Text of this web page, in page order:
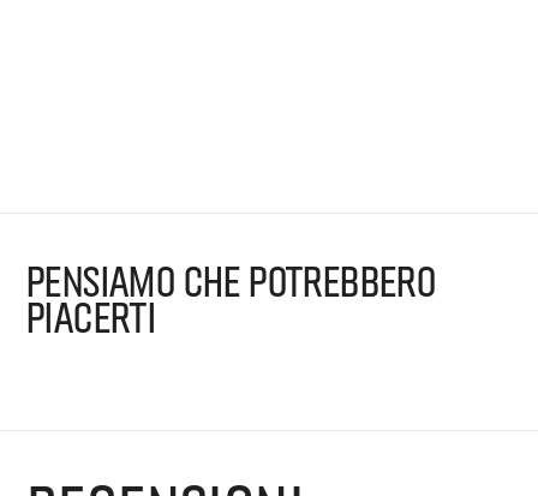
PENSIAMO CHE POTREBBERO
PIACERTI